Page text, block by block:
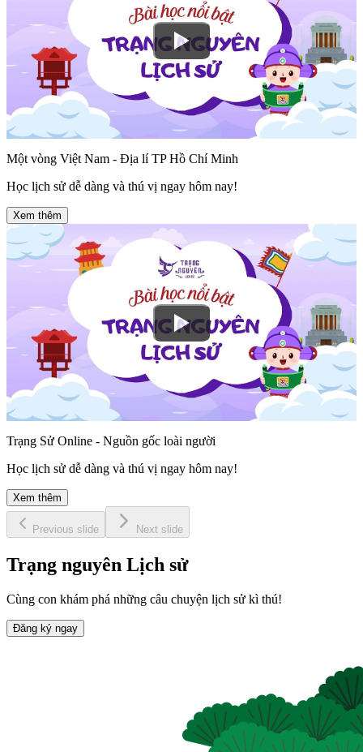
Một vòng Việt Nam - Địa lí TP Hồ Chí Minh
Học lịch sử dễ dàng và thú vị ngay hôm nay!
Xem thêm
Trạng Sử Online - Nguồn gốc loài người
Học lịch sử dễ dàng và thú vị ngay hôm nay!
Xem thêm
Previous slide Next slide
Trạng nguyên Lịch sử
Cùng con khám phá những câu chuyện lịch sử kì thú!
Đăng ký ngay